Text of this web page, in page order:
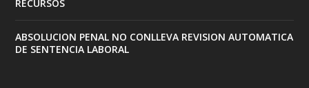
RECURSOS
ABSOLUCION PENAL NO CONLLEVA REVISION AUTOMATICA
DE SENTENCIA LABORAL